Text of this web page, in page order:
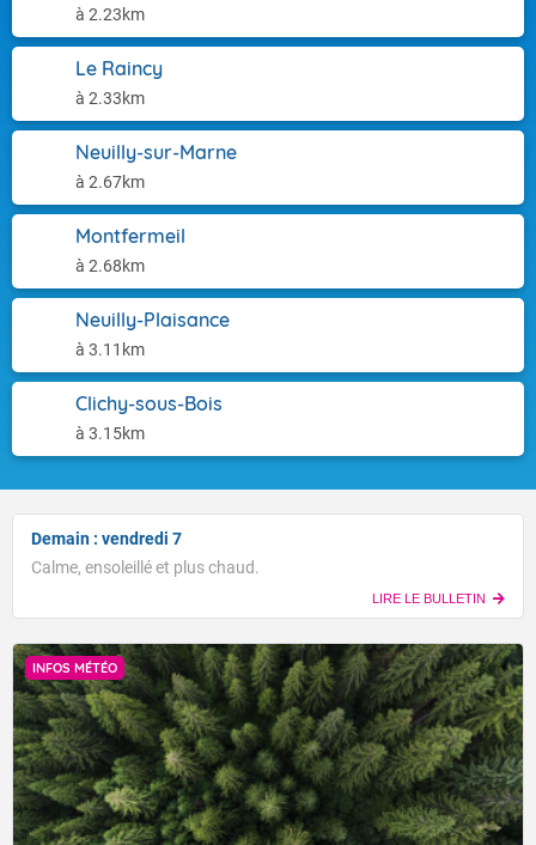
à 2.23km
Le Raincy
à 2.33km
Neuilly-sur-Marne
à 2.67km
Montfermeil
à 2.68km
Neuilly-Plaisance
à 3.11km
Clichy-sous-Bois
à 3.15km
Demain : vendredi 7
Calme, ensoleillé et plus chaud.
LIRE LE BULLETIN
INFOS MÉTÉO